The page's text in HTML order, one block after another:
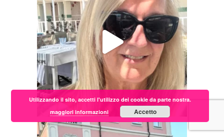
Utilizzando il sito, accetti l'utilizzo dei cookie da parte nostra.
maggiori informazioni
Accetto